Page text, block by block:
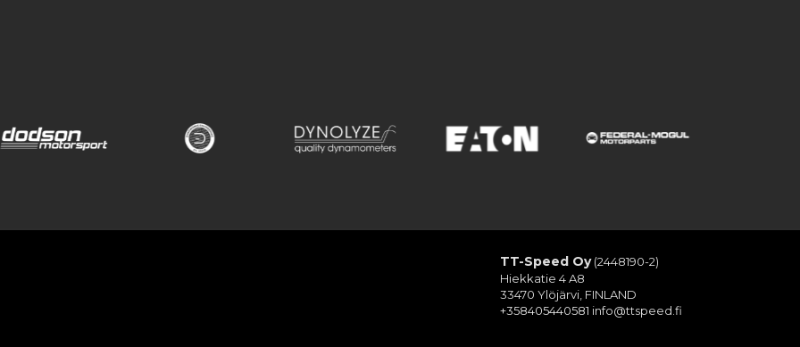
TT-Speed Oy(2448190-2)
Hiekkatie 4 A8
33470 Ylöjärvi, FINLAND
+358405440581 info@ttspeed.fi